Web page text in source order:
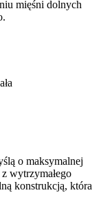
mięśni dolnych
o maksymalnej
wytrzymałego
konstrukcją, która